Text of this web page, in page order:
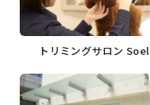
トリミングサロン Soel